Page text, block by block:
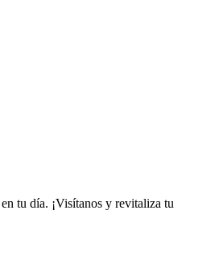
tu día. ¡Visítanos y revitaliza tu